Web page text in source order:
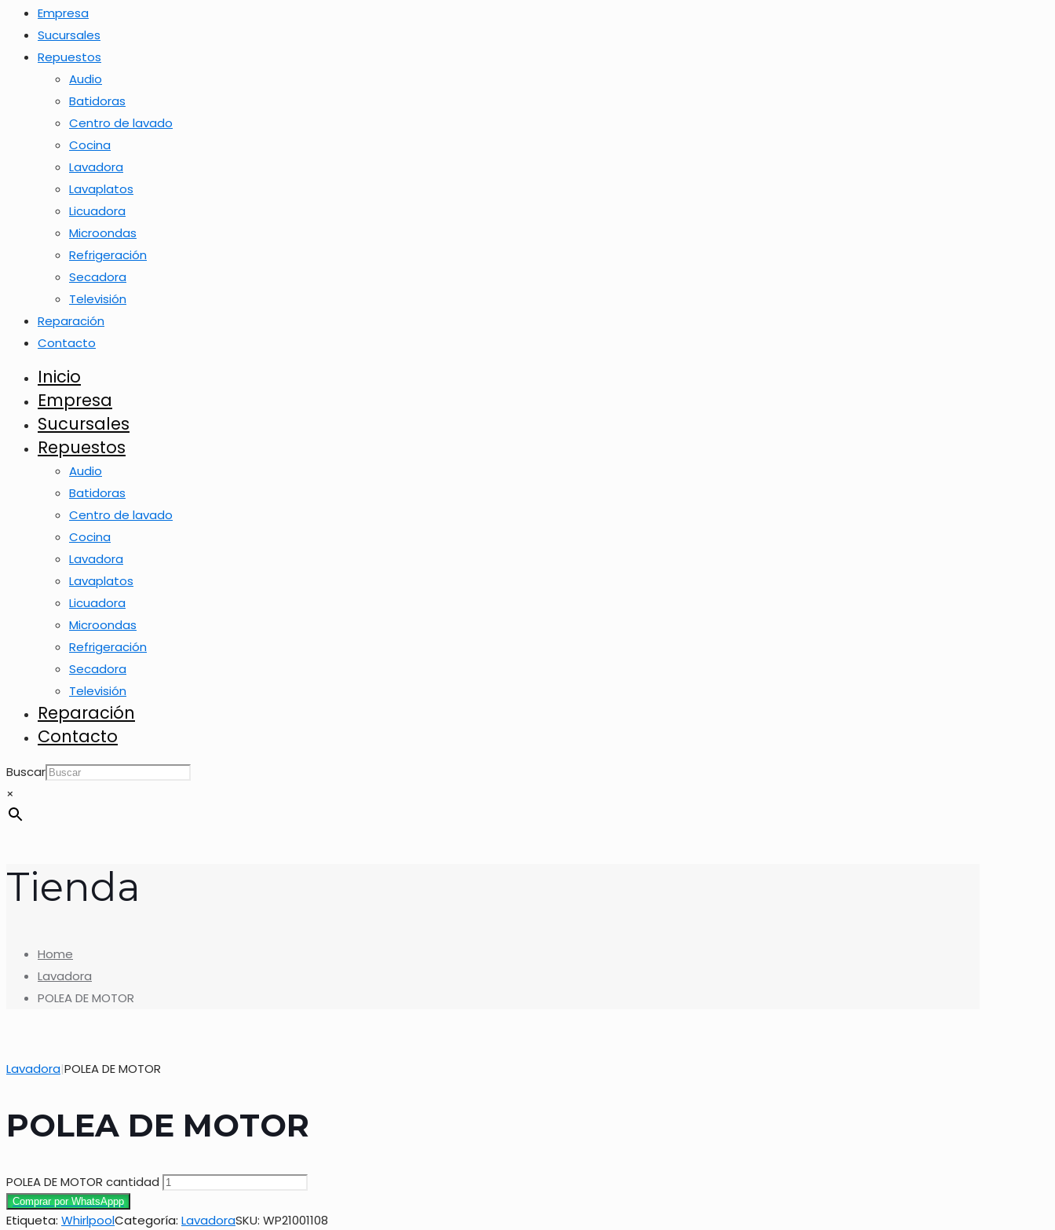
Empresa
Sucursales
Repuestos
Audio
Batidoras
Centro de lavado
Cocina
Lavadora
Lavaplatos
Licuadora
Microondas
Refrigeración
Secadora
Televisión
Reparación
Contacto
Inicio
Empresa
Sucursales
Repuestos
Audio
Batidoras
Centro de lavado
Cocina
Lavadora
Lavaplatos
Licuadora
Microondas
Refrigeración
Secadora
Televisión
Reparación
Contacto
Buscar
×
Tienda
Home
Lavadora
POLEA DE MOTOR
Lavadora|POLEA DE MOTOR
POLEA DE MOTOR
POLEA DE MOTOR cantidad
Comprar por WhatsAppp
Etiqueta: WhirlpoolCategoría: LavadoraSKU: WP21001108